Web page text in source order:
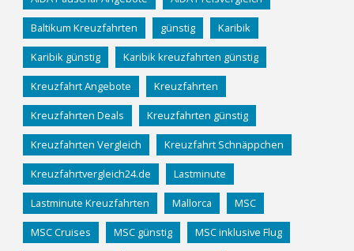
Baltikum Kreuzfahrten günstig Karibik
Karibik günstig Karibik kreuzfahrten günstig
Kreuzfahrt Angebote Kreuzfahrten
Kreuzfahrten Deals Kreuzfahrten günstig
Kreuzfahrten Vergleich Kreuzfahrt Schnäppchen
Kreuzfahrtvergleich24.de Lastminute
Lastminute Kreuzfahrten Mallorca MSC
MSC Cruises MSC günstig MSC inklusive Flug